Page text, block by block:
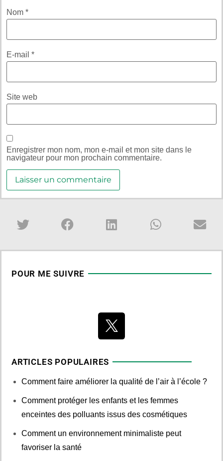
Nom *
E-mail *
Site web
Enregistrer mon nom, mon e-mail et mon site dans le
navigateur pour mon prochain commentaire.
POUR ME SUIVRE
ARTICLES POPULAIRES
Comment faire améliorer la qualité de l’air à l’école ?
Comment protéger les enfants et les femmes
enceintes des polluants issus des cosmétiques
Comment un environnement minimaliste peut
favoriser la santé